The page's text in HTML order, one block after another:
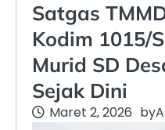
Satgas
Kodim 1015/
Murid SD
Sejak Dini
Maret 2, 2026 by